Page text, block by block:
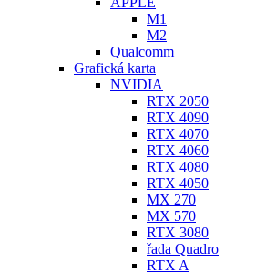
M1
M2
Qualcomm
Grafická karta
NVIDIA
RTX 2050
RTX 4090
RTX 4070
RTX 4060
RTX 4080
RTX 4050
MX 270
MX 570
RTX 3080
řada Quadro
RTX A